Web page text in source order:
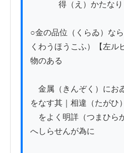
○金の品位（くらゐ）な
くわうほうこふ）【左ル
物のある
金属（きんぞく）にお
をなす其｜相違（たがひ）
をよく明詳（つまひら
へしらせんが為に